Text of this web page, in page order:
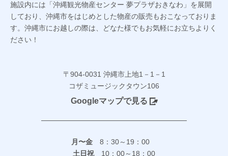
施設内には「沖縄観光物産センター 夢プラザおきなわ」を展開
しており、沖縄市をはじめとした物産の販売もおこなっておりま
す。沖縄市にお越しの際は、どなた様でもお気軽にお立ちよりく
ださい！
〒904-0031 沖縄市上地1－1－1
コザミュージックタウン106
Googleマップで見る
月〜金 8：30～19：00
土日祝10：00～18：00